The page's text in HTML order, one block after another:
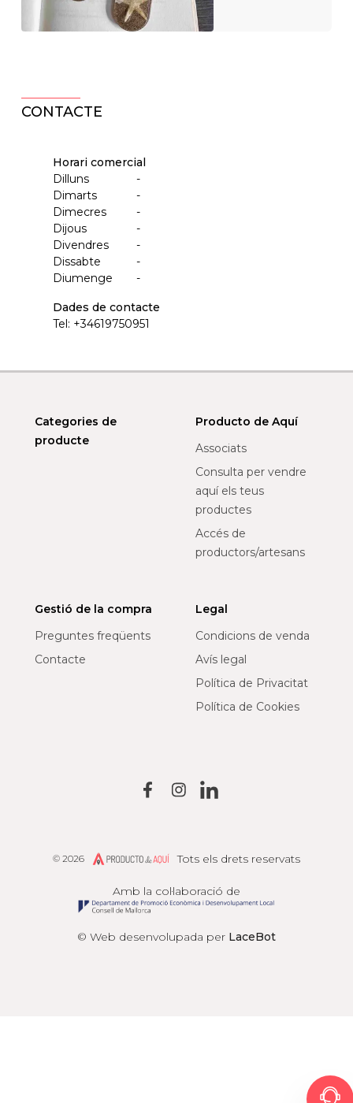
CONTACTE
Horari comercial
Dilluns
-
Dimarts
-
Dimecres
-
Dijous
-
Divendres
-
Dissabte
-
Diumenge
-
Dades de contacte
Tel: +34619750951
Categories de
producte
Producto de Aquí
Associats
Consulta per vendre
aquí els teus
productes
Accés de
productors/artesans
Gestió de la compra
Preguntes freqüents
Contacte
Legal
Condicions de venda
Avís legal
Política de Privacitat
Política de Cookies
© Web desenvolupada per LaceBot
Amb la col·laboració de
© 2026 Producto de AquíTots els drets reservats